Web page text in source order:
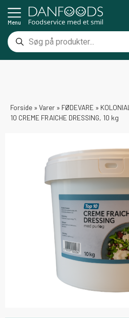
Menu
Forside » Varer » FØDEVARE » KOLONIAL
10 CREME FRAICHE DRESSING, 10 kg